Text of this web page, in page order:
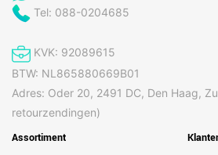
Tel: 088-0204685
KVK: 92089615
BTW: NL865880669B01
Adres: Oder 20, 2491 DC, Den Haag,
retourzendingen)
Assortiment